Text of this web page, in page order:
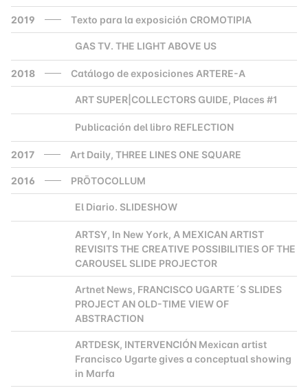
2019 Texto para la exposición CROMOTIPIA
GAS TV. THE LIGHT ABOVE US
2018 Catálogo de exposiciones ARTERE-A
ART SUPER|COLLECTORS GUIDE, Places #1
Publicación del libro REFLECTION
2017 Art Daily, THREE LINES ONE SQUARE
2016 PRŌTOCOLLUM
El Diario. SLIDESHOW
ARTSY, In New York, A MEXICAN ARTIST
REVISITS THE CREATIVE POSSIBILITIES OF THE
CAROUSEL SLIDE PROJECTOR
Artnet News, FRANCISCO UGARTE´S SLIDES
PROJECT AN OLD-TIME VIEW OF
ABSTRACTION
ARTDESK, INTERVENCIÓN Mexican artist
Francisco Ugarte gives a conceptual showing
in Marfa